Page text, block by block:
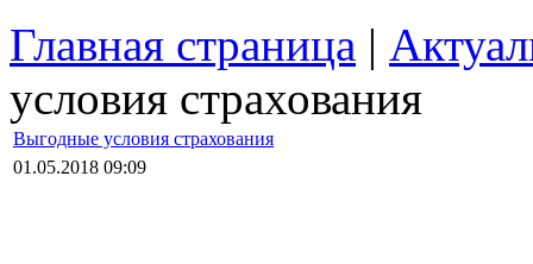
Главная страница |
условия страхования
Выгодные условия страхования
01.05.2018 09:09